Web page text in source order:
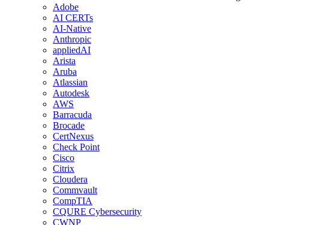
Adobe
AI CERTs
AI-Native
Anthropic
appliedAI
Arista
Aruba
Atlassian
Autodesk
AWS
Barracuda
Brocade
CertNexus
Check Point
Cisco
Citrix
Cloudera
Commvault
CompTIA
CQURE Cybersecurity
CWNP